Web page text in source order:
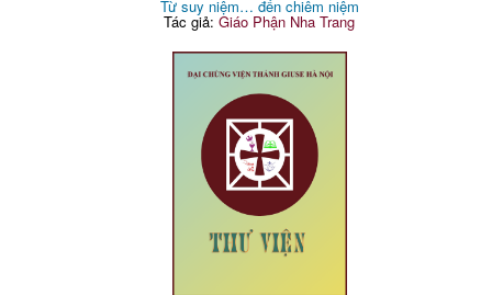
Từ suy niệm… đến chiêm niệm
Tác giả:Giáo Phận Nha Trang